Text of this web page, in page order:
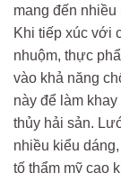
mang đến
Khi tiếp xúc với
nhuộm, thực
vào khả năng
này để làm
thủy hải sản.
nhiều kiểu
tố thẩm mỹ cao